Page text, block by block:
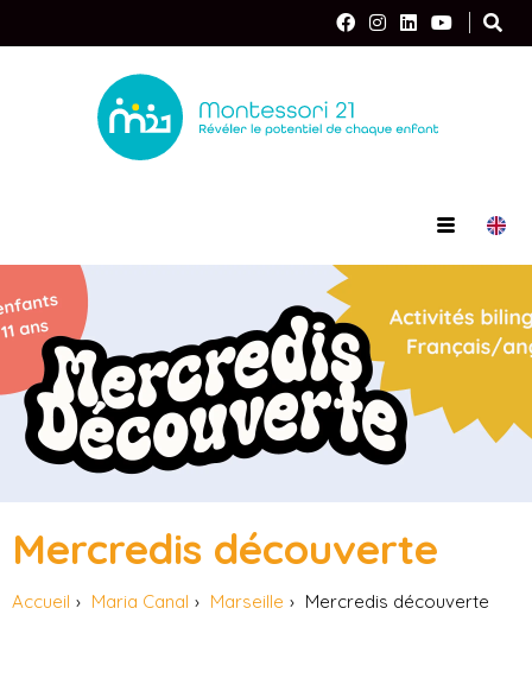
Mercredis découverte
Accueil Maria Canal Marseille Mercredis découverte